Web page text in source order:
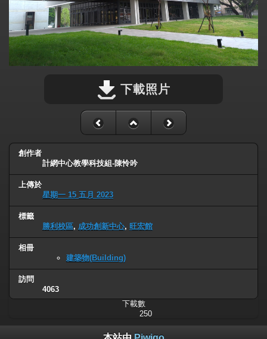
下載照片
創作者
計網中心教學科技組-陳怜吟
上傳於
星期一 15 五月 2023
標籤
勝利校區, 成功創新中心, 旺宏館
相冊
建築物(Building)
訪問
4063
下載數
250